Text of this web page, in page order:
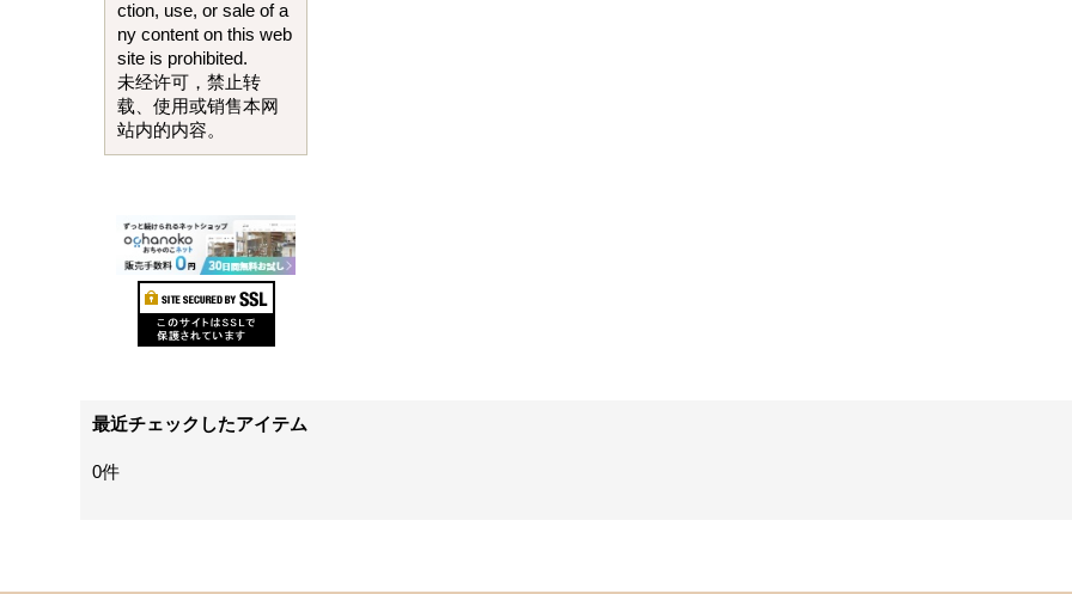
ction, use, or sale of a
ny content on this web
site is prohibited.
未经许可，禁止转
载、使用或销售本网
站内的内容。
最近チェックしたアイテム
0件